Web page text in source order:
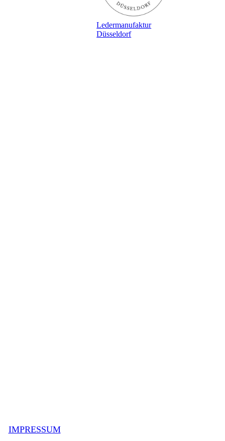
Ledermanufaktur
Düsseldorf
IMPRESSUM